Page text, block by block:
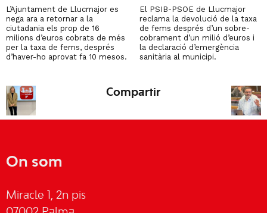
L’Ajuntament de Llucmajor es
nega ara a retornar a la
ciutadania els prop de 16
milions d’euros cobrats de més
per la taxa de fems, després
d’haver-ho aprovat fa 10 mesos.
El PSIB-PSOE de Llucmajor
reclama la devolució de la taxa
de fems després d’un sobre-
cobrament d’un milió d’euros i
la declaració d’emergència
sanitària al municipi.
Compartir
On som
Miracle 1, 2n pis